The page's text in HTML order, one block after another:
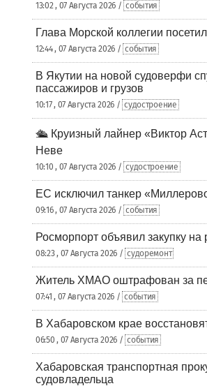
13:02 , 07 Августа 2026 / события
Глава Морской коллегии
12:44 , 07 Августа 2026 / события
В Якутии на новой судоверфи
пассажиров и грузов
10:17 , 07 Августа 2026 / судостроение
🛳️ Круизный лайнер «Виктор
Неве
10:10 , 07 Августа 2026 / судостроение
ЕС исключил танкер
09:16 , 07 Августа 2026 / события
Росморпорт объявил закупку
08:23 , 07 Августа 2026 / судоремонт
Житель ХМАО оштрафован за
07:41 , 07 Августа 2026 / события
В Хабаровском крае
06:50 , 07 Августа 2026 / события
Хабаровская транспортная
судовладельца